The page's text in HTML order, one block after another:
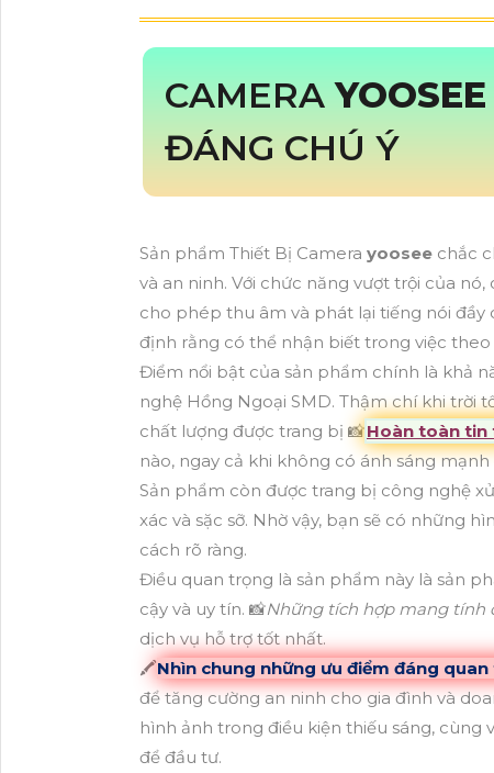
CAMERAYOOSEE
ĐÁNG CHÚ Ý
Sản phẩm Thiết Bị Camera yoosee chắc
và an ninh. Với chức năng vượt trội của
cho phép thu âm và phát lại tiếng nói
định rằng có thể nhận biết trong việc theo
Điểm nổi bật của sản phẩm chính là khả
nghệ Hồng Ngoại SMD. Thậm chí khi trời
chất lượng được trang bị 📸Hoàn toàn tin
nào, ngay cả khi không có ánh sáng mạnh
Sản phẩm còn được trang bị công nghệ
xác và sặc sỡ. Nhờ vậy, bạn sẽ có những
cách rõ ràng.
Điều quan trọng là sản phẩm này là sản
cậy và uy tín. 📸Những tích hợp mang tính
dịch vụ hỗ trợ tốt nhất.
🖍Nhìn chung những ưu điểm đáng quan
để tăng cường an ninh cho gia đình và
hình ảnh trong điều kiện thiếu sáng, cùng
để đầu tư.